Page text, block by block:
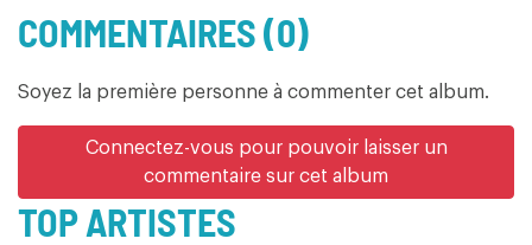
COMMENTAIRES (0)
Soyez la première personne à commenter cet album.
Connectez-vous pour pouvoir laisser un
commentaire sur cet album
TOP ARTISTES